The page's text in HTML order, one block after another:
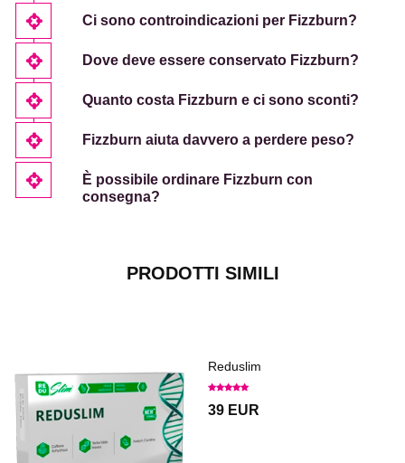
Ci sono controindicazioni per Fizzburn?
Dove deve essere conservato Fizzburn?
Quanto costa Fizzburn e ci sono sconti?
Fizzburn aiuta davvero a perdere peso?
È possibile ordinare Fizzburn con
consegna?
PRODOTTI SIMILI
Reduslim
39 EUR